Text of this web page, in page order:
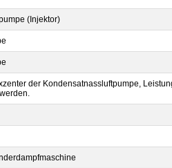
(Injektor)
der Kondensatnassluftpumpe,